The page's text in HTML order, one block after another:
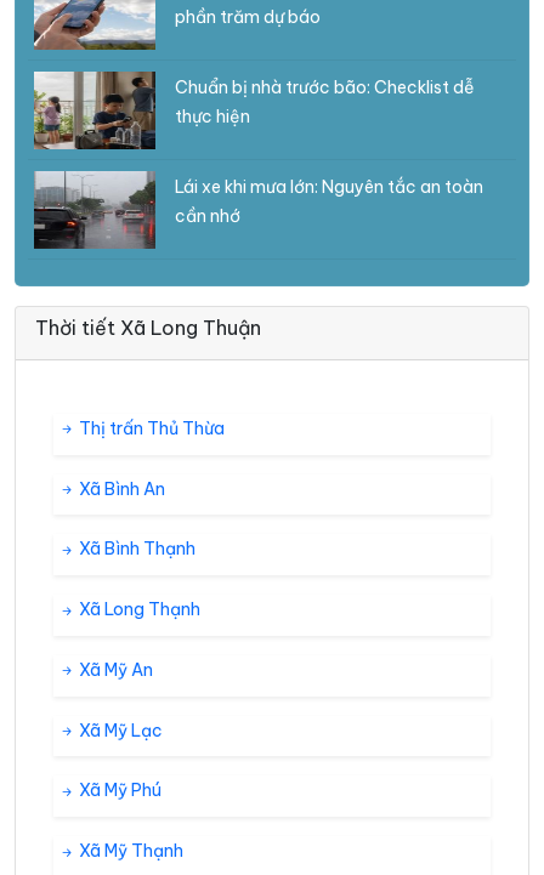
phần trăm dự báo
Chuẩn bị nhà trước bão: Checklist dễ
thực hiện
Lái xe khi mưa lớn: Nguyên tắc an toàn
cần nhớ
Thời tiết Xã Long Thuận
Thị trấn Thủ Thừa
Xã Bình An
Xã Bình Thạnh
Xã Long Thạnh
Xã Mỹ An
Xã Mỹ Lạc
Xã Mỹ Phú
Xã Mỹ Thạnh